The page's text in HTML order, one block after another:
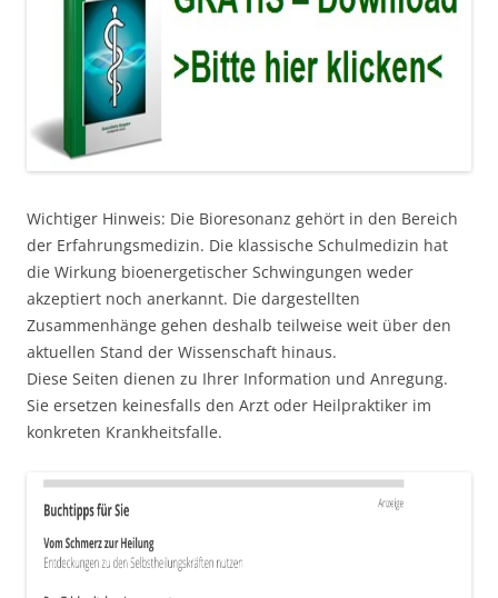
Wichtiger Hinweis: Die Bioresonanz gehört in den Bereich
der Erfahrungsmedizin. Die klassische Schulmedizin hat
die Wirkung bioenergetischer Schwingungen weder
akzeptiert noch anerkannt. Die dargestellten
Zusammenhänge gehen deshalb teilweise weit über den
aktuellen Stand der Wissenschaft hinaus.
Diese Seiten dienen zu Ihrer Information und Anregung.
Sie ersetzen keinesfalls den Arzt oder Heilpraktiker im
konkreten Krankheitsfalle.